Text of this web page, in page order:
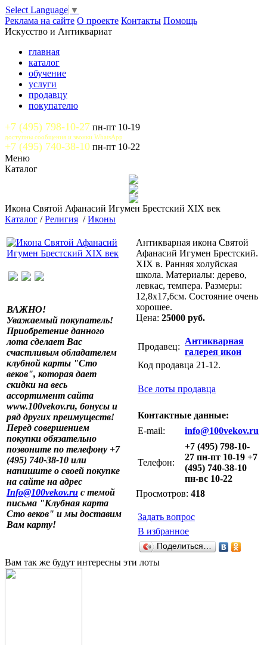
Select Language ▼
Реклама на сайте О проекте Контакты Помощь
Искусство и Антиквариат
главная
каталог
обучение
услуги
продавцу
покупателю
+7 (495) 798-10-27 пн-пт 10-19
доступны сообщения и звонки WhatsApp
+7 (495) 740-38-10 пн-пт 10-22
Меню
Каталог
Икона Святой Афанасий Игумен Брестский XIX век
Каталог /Религия /Иконы
ВАЖНО!
Уважаемый покупатель!
Приобретение данного
лота сделает Вас
счастливым обладателем
клубной карты "Сто
веков", которая дает
скидки на весь
ассортимент сайта
www.100vekov.ru, бонусы и
ряд других преимуществ!
Перед совершением
покупки обязательно
позвоните по телефону +7
(495) 740-38-10 или
напишите о своей покупке
на сайте на адрес
Info@100vekov.ru с темой
письма "Клубная карта
Сто веков" и мы доставим
Вам карту!
Антикварная икона Святой
Афанасий Игумен Брестский.
XIX в. Ранняя холуйская
школа. Материалы: дерево,
левкас, темпера. Размеры:
12,8x17,6см. Состояние очень
хорошее.
Цена: 25000 руб.
Продавец:
Антикварная
галерея икон
Код продавца 21-12.
Все лоты продавца
Контактные данные:
E-mail:
info@100vekov.ru
Телефон:
+7 (495) 798-10-
27 пн-пт 10-19 +7
(495) 740-38-10
пн-вс 10-22
Просмотров: 418
Задать вопрос
В избранное
Поделиться…
Вам так же будут интересны эти лоты